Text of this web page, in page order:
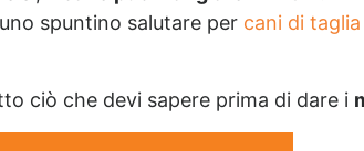
spuntino salutare per cani di
ciò che devi sapere prima di dare i